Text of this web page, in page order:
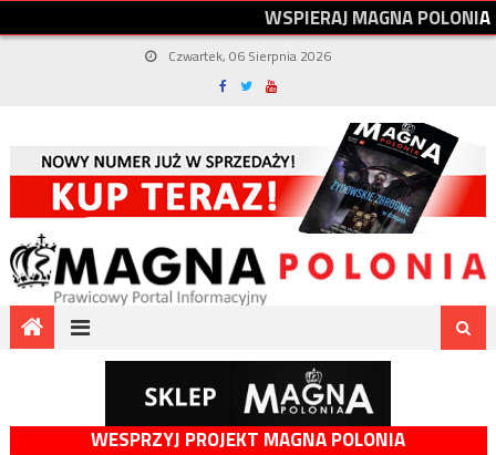
WSPIERAJMAGNAPOLONIA
Czwartek, 06 Sierpnia 2026
WESPRZYJ PROJEKT MAGNA POLONIA